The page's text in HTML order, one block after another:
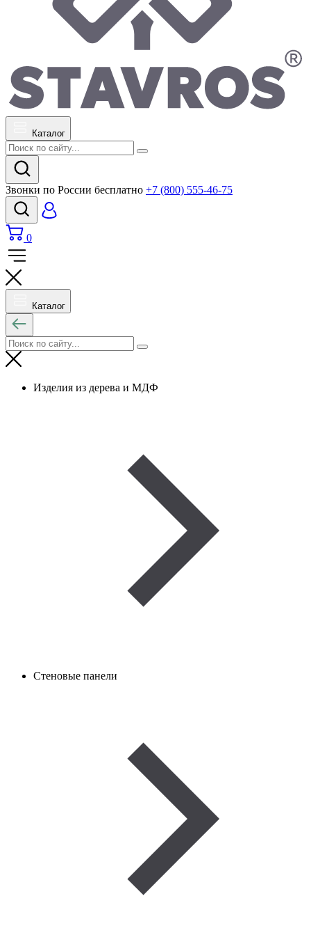
Каталог
Звонки по России бесплатно +7 (800) 555-46-75
0
Каталог
Изделия из дерева и МДФ
Стеновые панели